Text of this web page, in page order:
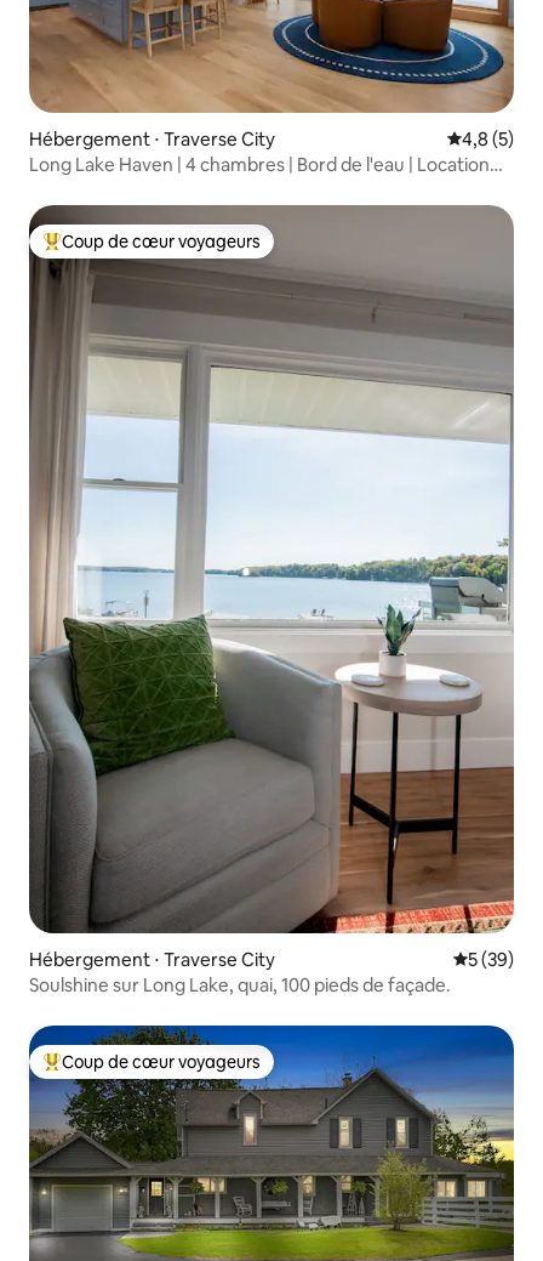
Hébergement ⋅ Traverse City Évaluation
4,8 (5)
Long Lake Haven | 4 chambres | Bord de l'eau | Location
Coups de cœur voyageurs les plus appréciés
Coup de cœur voyageurs
Hébergement ⋅ Traverse City
5 (39)
Soulshine sur Long Lake, quai, 100 pieds de façade.
Coups de cœur voyageurs les plus appréciés
Coup de cœur voyageurs